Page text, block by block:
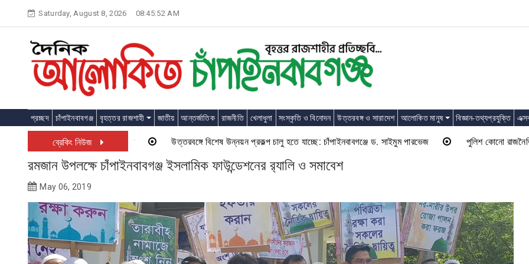
content
Saturday, August 8, 2026 08:45:52 AM
প্রচ্ছদ চাঁপাইনবাবগঞ্জ বৃহত্তর রাজশাহী জাতীয় আন্তর্জাতিক রাজনীতি খেলাধুলা সংস্কৃতি ও বিনোদন উত্তরবঙ্গ ও সারাদেশ আলোকিত মানুষ বিজ্ঞান-তথ্যপ্রযুক্তি
ব্রেকিং নিউজ উত্তরবঙ্গে বিশেষ উন্নয়ন প্রকল্প চালু হতে যাচ্ছে: চাঁপাইনবাবগঞ্জে ড. সাইমুম পারভেজ পুলিশ কোনো রাজনৈতিক
রমজান উপলক্ষে চাঁপাইনবাবগঞ্জ ইসলামিক ফাউন্ডেশনের র‌্যালি ও সমাবেশ
May 06, 2019